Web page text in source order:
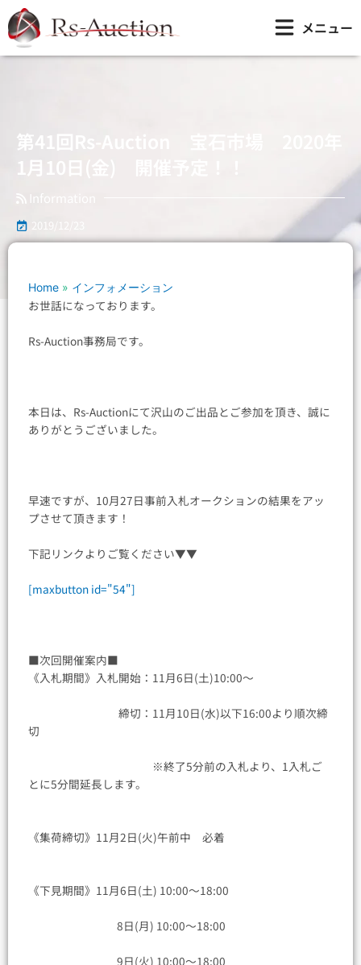
容
ス
メニュー
第41回Rs-Auction 宝石市場 2020年 1月10日(金) 開催予定！！
第41回Rs-Auction 宝石市場 2020年
1月10日(金) 開催予定！！
Information
2019/12/23
Home » インフォメーション
お世話になっております。
Rs-Auction事務局です。
本日は、Rs-Auctionにて沢山のご出品とご参加を頂き、誠に
ありがとうございました。
早速ですが、10月27日事前入札オークションの結果をアッ
プさせて頂きます！
下記リンクよりご覧ください▼▼
[maxbutton id="54"]
■次回開催案内■
《入札期間》入札開始：11月6日(土)10:00〜
締切：11月10日(水)以下16:00より順次締
切
※終了5分前の入札より、1入札ご
とに5分間延長します。
《集荷締切》11月2日(火)午前中 必着
《下見期間》11月6日(土) 10:00〜18:00
8日(月) 10:00〜18:00
9日(火) 10:00〜18:00